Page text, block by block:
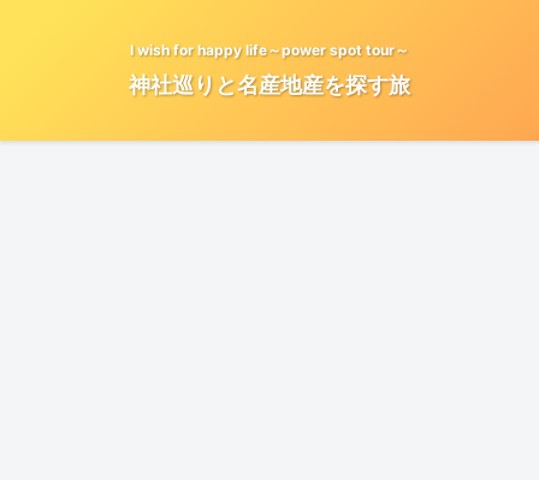
I wish for happy life～power spot tour～
神社巡りと名産地産を探す旅